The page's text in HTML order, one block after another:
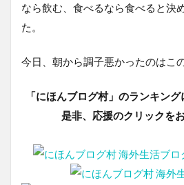
なら飲む、食べるなら食べると決
た。
今日、朝から調子悪かったのはこ
「にほんブログ村」のランキング
是非、応援のクリックを